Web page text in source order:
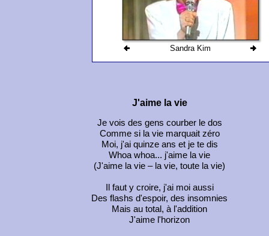
Sandra Kim
J'aime la vie
Je vois des gens courber le dos
Comme si la vie marquait zéro
Moi, j'ai quinze ans et je te dis
Whoa whoa... j'aime la vie
(J'aime la vie – la vie, toute la vie)
Il faut y croire, j'ai moi aussi
Des flashs d'espoir, des insomnies
Mais au total, à l'addition
J'aime l'horizon